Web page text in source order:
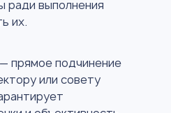
ради выполнения
их.
прямое подчинение
или совету